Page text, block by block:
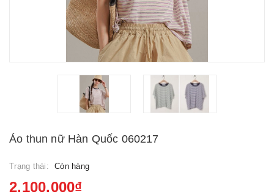
Áo thun nữ Hàn Quốc 060217
Trạng thái: Còn hàng
2.100.000₫